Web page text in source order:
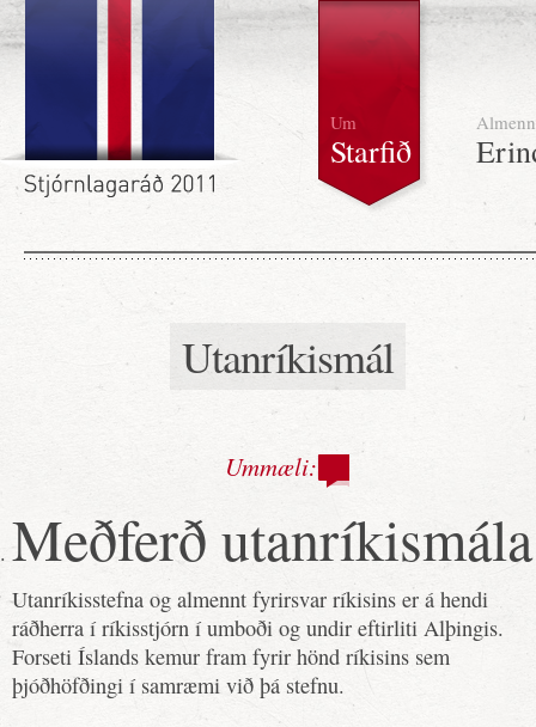
Um
Starfið
Almenn
Utanríkismál
Ummæli:
Meðferð utanríkismála
Utanríkisstefna og almennt fyrirsvar ríkisins er á hendi
ráðherra í ríkisstjórn í umboði og undir eftirliti Alþingis.
Forseti Íslands kemur fram fyrir hönd ríkisins sem
þjóðhöfðingi í samræmi við þá stefnu.